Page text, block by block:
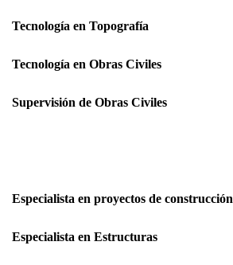
Tecnología en Topografía
Tecnología en Obras Civiles
Supervisión de Obras Civiles
Especialista en proyectos de construcción
Especialista en Estructuras